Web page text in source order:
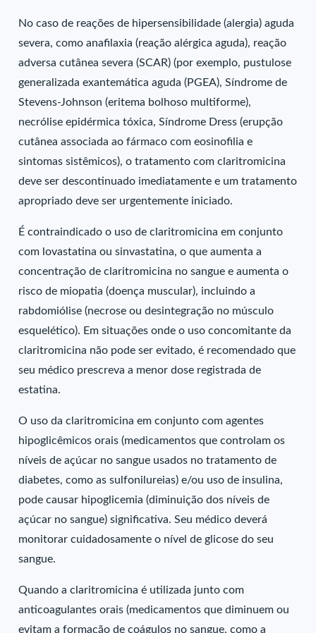
No caso de reações de hipersensibilidade (alergia) aguda
severa, como anafilaxia (reação alérgica aguda), reação
adversa cutânea severa (SCAR) (por exemplo, pustulose
generalizada exantemática aguda (PGEA), Síndrome de
Stevens-Johnson (eritema bolhoso multiforme),
necrólise epidérmica tóxica, Síndrome Dress (erupção
cutânea associada ao fármaco com eosinofilia e
sintomas sistêmicos), o tratamento com claritromicina
deve ser descontinuado imediatamente e um tratamento
apropriado deve ser urgentemente iniciado.
É contraindicado o uso de claritromicina em conjunto
com lovastatina ou sinvastatina, o que aumenta a
concentração de claritromicina no sangue e aumenta o
risco de miopatia (doença muscular), incluindo a
rabdomiólise (necrose ou desintegração no músculo
esquelético). Em situações onde o uso concomitante da
claritromicina não pode ser evitado, é recomendado que
seu médico prescreva a menor dose registrada de
estatina.
O uso da claritromicina em conjunto com agentes
hipoglicêmicos orais (medicamentos que controlam os
níveis de açúcar no sangue usados no tratamento de
diabetes, como as sulfonilureias) e/ou uso de insulina,
pode causar hipoglicemia (diminuição dos níveis de
açúcar no sangue) significativa. Seu médico deverá
monitorar cuidadosamente o nível de glicose do seu
sangue.
Quando a claritromicina é utilizada junto com
anticoagulantes orais (medicamentos que diminuem ou
evitam a formação de coágulos no sangue, como a